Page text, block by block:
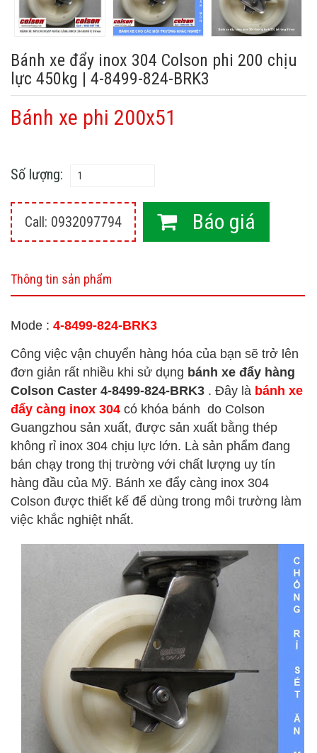
Bánh xe đẩy inox 304 Colson phi 200 chịu
lực 450kg | 4-8499-824-BRK3
Bánh xe phi 200x51
Số lượng:
Call: 0932097794 Báo giá
Thông tin sản phẩm
Mode : 4-8499-824-BRK3
Công việc vận chuyển hàng hóa của bạn sẽ trở lên
đơn giản rất nhiều khi sử dụng bánh xe đẩy hàng
Colson Caster 4-8499-824-BRK3 . Đây là bánh xe
đẩy càng inox 304 có khóa bánh do Colson
Guangzhou sản xuất, được sản xuất bằng thép
không rỉ inox 304 chịu lực lớn. Là sản phẩm đang
bán chạy trong thị trường với chất lượng uy tín
hàng đầu của Mỹ. Bánh xe đẩy càng inox 304
Colson được thiết kế để dùng trong môi trường làm
việc khắc nghiệt nhất.